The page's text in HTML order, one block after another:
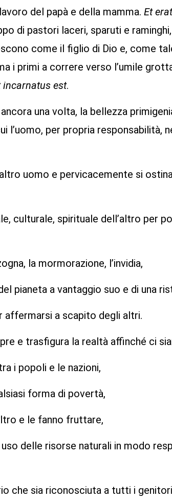
del papà e della mamma. Et
di pastori laceri, sparuti e raminghi,
come il figlio di Dio e, come
i primi a correre verso l’umile
incarnatus est.
una volta, la bellezza
l’uomo, per propria responsabilità,
uomo e pervicacemente si
culturale, spirituale dell’altro per
la mormorazione, l’invidia,
pianeta a vantaggio suo e di una
affermarsi a scapito degli altri.
e trasfigura la realtà affinché ci
i popoli e le nazioni,
forma di povertà,
e le fanno fruttare,
delle risorse naturali in modo
che sia riconosciuta a tutti i